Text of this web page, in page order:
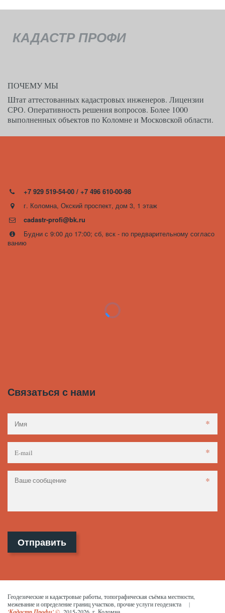
КАДАСТР ПРОФИ
ПОЧЕМУ МЫ
Штат аттестованных кадастровых инженеров. Лицензии
СРО. Оперативность решения вопросов. Более 1000
выполненных объектов по Коломне и Московской области.
+7 929 519-54-00 / +7 496 610-00-98
г. Коломна, Окский проспект, дом 3, 1 этаж
cadastr-profi@bk.ru
Будни с 9:00 до 17:00; сб, вск - по предварительному согласо
ванию
Связаться с нами
*
*
*
Отправить
Геодезические и кадастровые работы, топографическая съёмка местности,
межевание и определение границ участков, прочие услуги геодезиста |